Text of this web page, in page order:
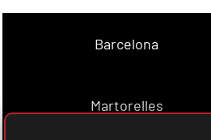
Barcelona
Martorelles